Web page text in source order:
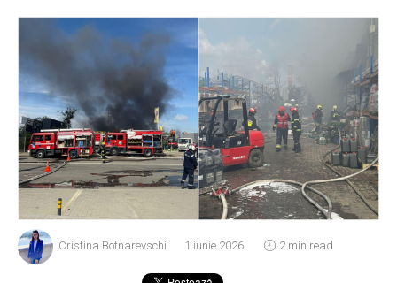
Cristina Botnarevschi 1 iunie 2026 2 min read